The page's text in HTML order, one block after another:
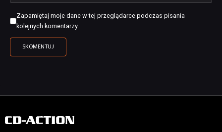
Zapamiętaj moje dane w tej przeglądarce podczas pisania
kolejnych komentarzy.